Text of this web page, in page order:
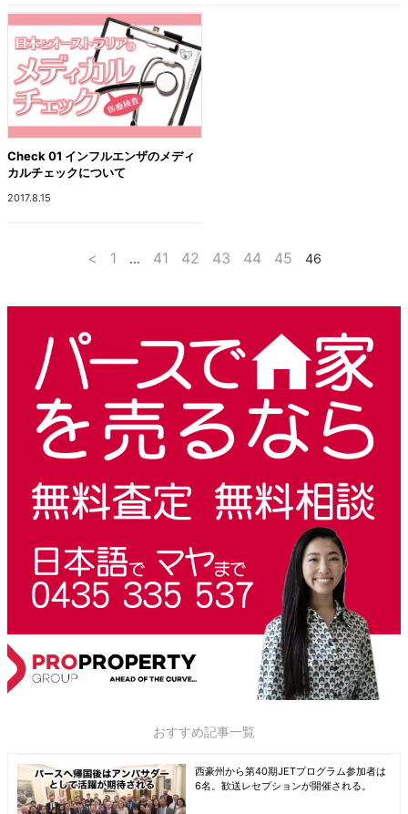
Check 01 インフルエンザのメディ
カルチェックについて
2017.8.15
< 1 … 41 42 43 44 45 46
おすすめ記事一覧
西豪州から第40期JETプログラム参加者は
6名。歓送レセプションが開催される。